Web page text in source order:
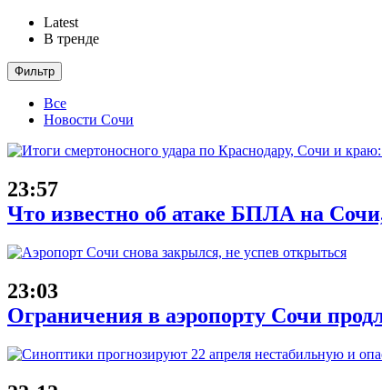
Latest
В тренде
Фильтр
Все
Новости Сочи
23:57
Что известно об атаке БПЛА на
23:03
Ограничения в аэропорту Сочи